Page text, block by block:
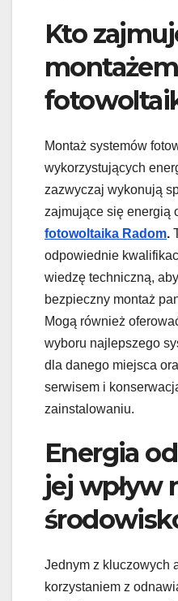
Kto
montażem
Montaż systemów
wykorzystujących
zazwyczaj wykonują
zajmujące się energią
fotowoltaika Radom.
odpowiednie
wiedzę techniczną,
bezpieczny montaż
Mogą również
wyboru najlepszego
dla danego miejsca
serwisem i
zainstalowaniu.
Energia
jej wpływ
Jednym z kluczowych
korzystaniem z